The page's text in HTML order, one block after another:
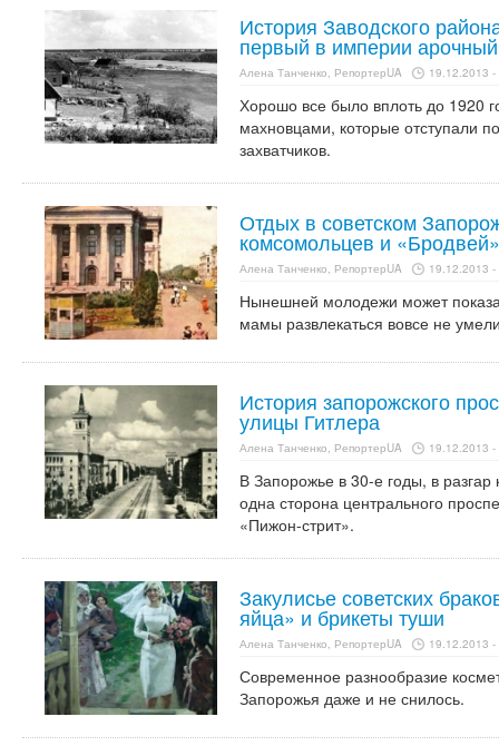
История Заводского
первый в империи
Алена Танченко, РепортерUA 19.12.2013
Хорошо все было вплоть до 1920
махновцами, которые отступали
захватчиков.
Отдых в советском
комсомольцев и
Алена Танченко, РепортерUA 19.12.2013
Нынешней молодежи может
мамы развлекаться вовсе не
История запорожского
улицы Гитлера
Алена Танченко, РепортерUA 19.12.2013
В Запорожье в 30-е годы, в разгар
одна сторона центрального
«Пижон-стрит».
Закулисье советских
яйца» и брикеты туши
Алена Танченко, РепортерUA 19.12.2013
Современное разнообразие
Запорожья даже и не снилось.